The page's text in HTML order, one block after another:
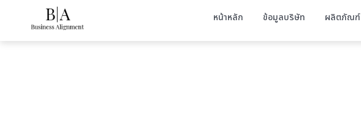
หน้าหลัก ข้อมูลบริษัท ผลิตภัณฑ์